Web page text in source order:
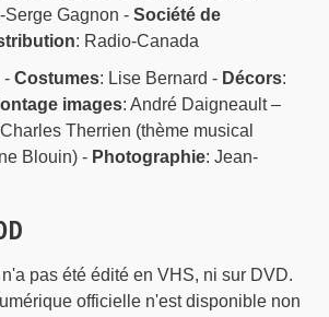
Serge Gagnon -Société de
: Radio-Canada
-Costumes: Lise Bernard - Décors:
images: André Daigneault –
Therrien (thème musical
Blouin) - Photographie: Jean-
n'a pas été édité en VHS, ni sur DVD.
officielle n'est disponible non